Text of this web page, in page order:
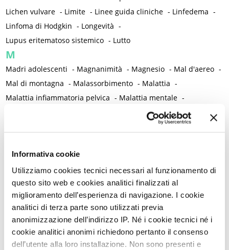
Informativa cookie
Utilizziamo cookies tecnici necessari al funzionamento di
questo sito web e cookies analitici finalizzati al
miglioramento dell’esperienza di navigazione. I cookie
analitici di terza parte sono utilizzati previa
anonimizzazione dell’indirizzo IP. Né i cookie tecnici né i
cookie analitici anonimi richiedono pertanto il consenso
dell’utente alla loro installazione. Non sono presenti e
Lichen vulvare - Limite - Linee guida cliniche - Linfedema -
Linfoma di Hodgkin - Longevità -
Lupus eritematoso sistemico - Lutto
M
Madri adolescenti - Magnanimità - Magnesio - Mal d'aereo -
Mal di montagna - Malassorbimento - Malattia -
Malattia infiammatoria pelvica - Malattia mentale -
Malattie cromosomiche -
-
Malattie sessualmente trasmesse
Malinconia - Martirio -Mascherina e distanziamento sociale
Massaggio -Mastectomia profilattica bilaterale -
Mastodinia / Mastalgia -Mastopatia fibrocistica - Maternità
Matrimonio non consumato - Medicina -Medicina di genere
Medicina di precisione - Medicina occidentale
Medicina rigenerativa -Medicina tradizionale cinese -